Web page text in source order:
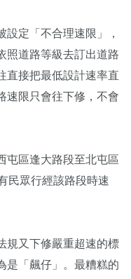
定「不合理速限」，
照道路等級去訂出道路
直接把最低設計速率直
速限只會往下修，不會
屯區逢大路段至北屯區
民眾行經該路段時速
規又下修嚴重超速的標
是「飆仔」。最糟糕的